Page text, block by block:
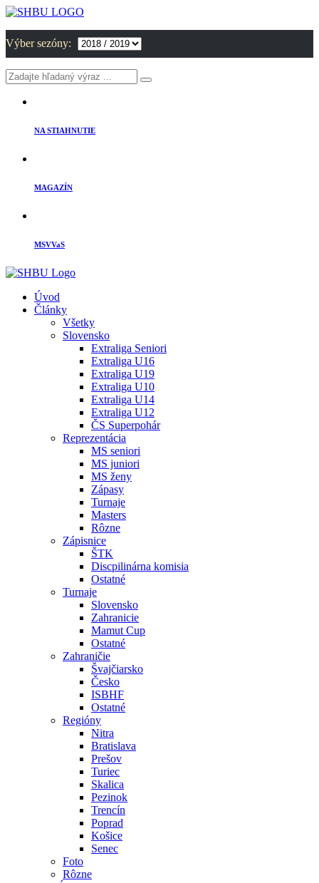
Výber sezóny:
NA STIAHNUTIE
MAGAZÍN
MSVVaS
Úvod
Články
Všetky
Slovensko
Extraliga Seniori
Extraliga U16
Extraliga U19
Extraliga U10
Extraliga U14
Extraliga U12
ČS Superpohár
Reprezentácia
MS seniori
MS juniori
MS ženy
Zápasy
Turnaje
Masters
Rôzne
Zápisnice
ŠTK
Discpilinárna komisia
Ostatné
Turnaje
Slovensko
Zahranicie
Mamut Cup
Ostatné
Zahraničie
Švajčiarsko
Česko
ISBHF
Ostatné
Regióny
Nitra
Bratislava
Prešov
Turiec
Skalica
Pezinok
Trencín
Poprad
Košice
Senec
Foto
Rôzne